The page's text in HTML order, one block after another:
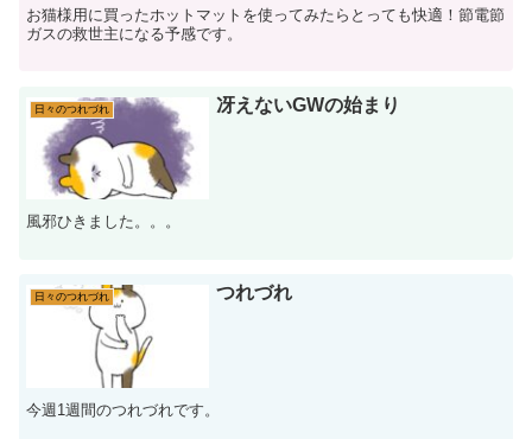
お猫様用に買ったホットマットを使ってみたらとっても快適！節電節
ガスの救世主になる予感です。
日々のつれづれ 冴えないGWの始まり
風邪ひきました。。。
日々のつれづれ つれづれ
今週1週間のつれづれです。